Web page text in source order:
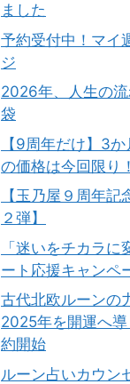
ました
予約受付中！マイ
ジ
2026年、人生の
袋
【9周年だけ】3
の価格は今回限り！
【玉乃屋９周年
２弾】
「迷いをチカラに
ート応援キャンペ
古代北欧ルーンの
2025年を開運へ
約開始
ルーン占いカウン